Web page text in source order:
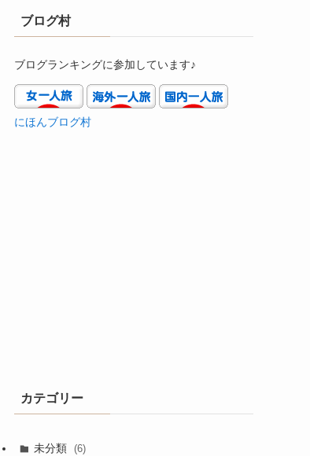
ブログ村
ブログランキングに参加しています♪
にほんブログ村
カテゴリー
未分類 (6)